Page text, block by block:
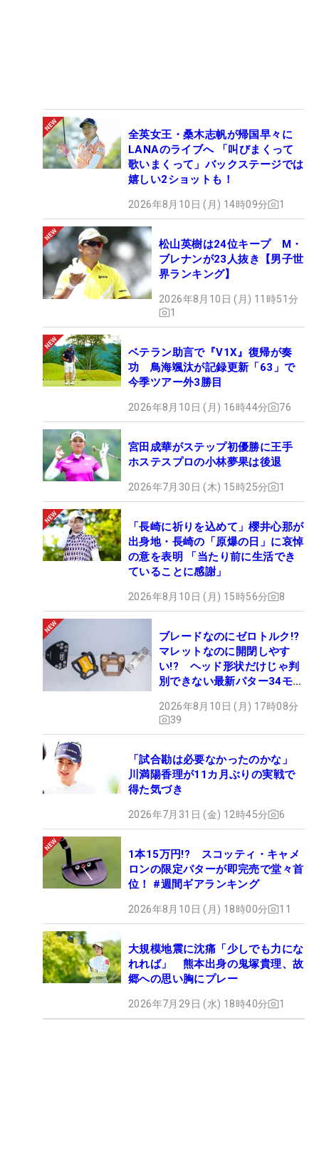
全英女王・桑木志帆が帰国早々に
LANAのライブへ 「叫びまくって
歌いまくって」バックステージでは
嬉しい2ショットも！
2026年8月10日 (月) 14時09分 1
松山英樹は24位キープ M・
ブレナンが23人抜き【男子世
界ランキング】
2026年8月10日 (月) 11時51分
1
ベテラン助言で『V1X』復帰が奏
功 鳥海颯汰が記録更新「63」で
今季ツアー外3勝目
2026年8月10日 (月) 16時44分 76
宮田成華がステップ初優勝に王手
ホステスプロの小林夢果は後退
2026年7月30日 (木) 15時25分 1
「長崎に祈りを込めて」櫻井心那が
出身地・長崎の「原爆の日」に哀悼
の意を表明 「当たり前に生活でき
ていることに感謝」
2026年8月10日 (月) 15時56分 8
ブレードなのにゼロトルク!?
マレットなのに開閉しやす
い!? ヘッド形状だけじゃ判
別できない最新パター34モデ
#ギアカタログ2026
2026年8月10日 (月) 17時08分
39
「試合勘は必要なかったのかな」
川満陽香理が11カ月ぶりの実戦で
得た気づき
2026年7月31日 (金) 12時45分 6
1本15万円!? スコッティ・キャメ
ロンの限定パターが即完売で堂々首
位！ #週間ギアランキング
2026年8月10日 (月) 18時00分 11
大規模地震に沈痛「少しでも力にな
れれば」 熊本出身の鬼塚貴理、故
郷への思い胸にプレー
2026年7月29日 (水) 18時40分 1